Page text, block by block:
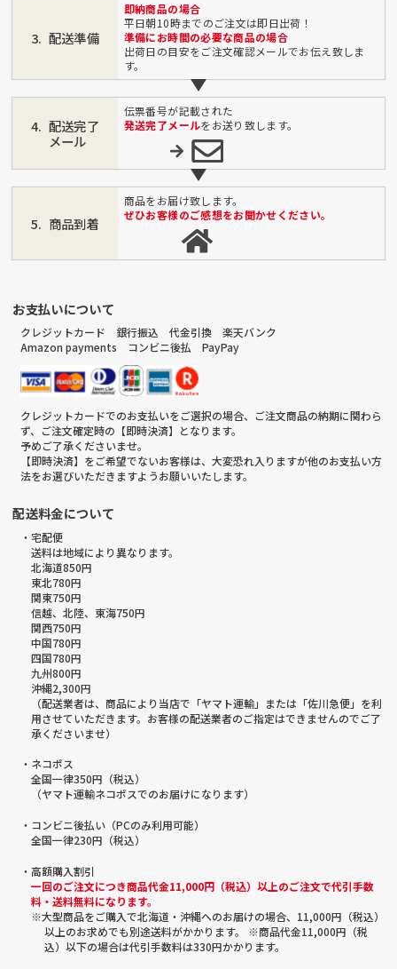
配送準備
即納商品の場合
平日朝10時までのご注文は即日出荷！
準備にお時間の必要な商品の場合
出荷日の目安をご注文確認メールでお伝え致しま
す。
配送完了
メール
伝票番号が記載された
発送完了メールをお送り致します。
商品到着
商品をお届け致します。
ぜひお客様のご感想をお聞かせください。
お支払いについて
クレジットカード 銀行振込 代金引換 楽天バンク
Amazon payments コンビニ後払 PayPay
クレジットカードでのお支払いをご選択の場合、ご注文商品の納期に関わら
ず、ご注文確定時の【即時決済】となります。
予めご了承くださいませ。
【即時決済】をご希望でないお客様は、大変恐れ入りますが他のお支払い方
法をお選びいただきますようお願いいたします。
配送料金について
・宅配便
送料は地域により異なります。
北海道850円
東北780円
関東750円
信越、北陸、東海750円
関西750円
中国780円
四国780円
九州800円
沖縄2,300円
（配送業者は、商品により当店で「ヤマト運輸」または「佐川急便」を利
用させていただきます。お客様の配送業者のご指定はできませんのでご了
承くださいませ）
・ネコポス
全国一律350円（税込）
（ヤマト運輸ネコポスでのお届けになります）
・コンビニ後払い（PCのみ利用可能）
全国一律230円（税込）
・高額購入割引
一回のご注文につき商品代金11,000円（税込）以上のご注文で代引手数
料・送料無料になります。
※大型商品をご購入で北海道・沖縄へのお届けの場合、11,000円（税込）
以上のお求めでも別途送料がかかります。 ※商品代金11,000円（税
込）以下の場合は代引手数料は330円かかります。